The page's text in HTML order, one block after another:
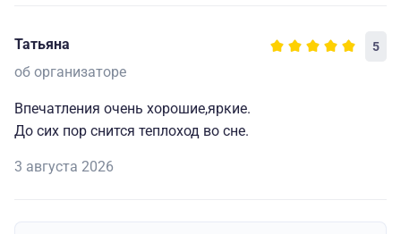
Татьяна 5
об организаторе
Впечатления очень хорошие,яркие.
До сих пор снится теплоход во сне.
3 августа 2026